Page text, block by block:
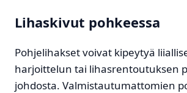
Lihaskivut pohkeessa
Pohjelihakset voivat kipeytyä
harjoittelun tai lihasrentoutuksen
johdosta. Valmistautumattomien